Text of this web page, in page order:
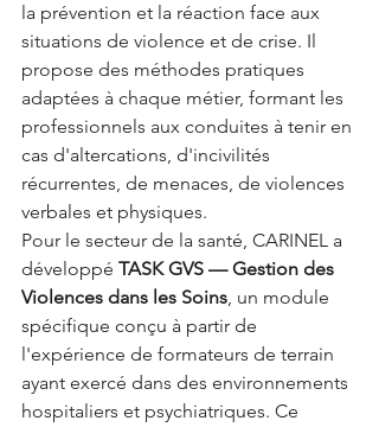
la prévention et la réaction face aux
situations de violence et de crise. Il
propose des méthodes pratiques
adaptées à chaque métier, formant les
professionnels aux conduites à tenir en
cas d'altercations, d'incivilités
récurrentes, de menaces, de violences
verbales et physiques.
Pour le secteur de la santé, CARINEL a
développé TASK GVS — Gestion des
Violences dans les Soins, un module
spécifique conçu à partir de
l'expérience de formateurs de terrain
ayant exercé dans des environnements
hospitaliers et psychiatriques. Ce